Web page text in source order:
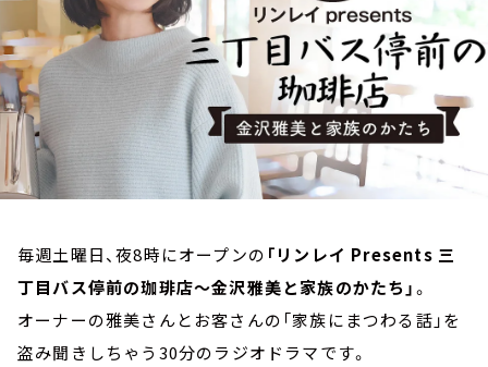
毎週土曜日、夜8時にオープンの 「リンレイ Presents 三
丁目バス停前の珈琲店～金沢雅美と家族のかたち」。
オーナーの雅美さんとお客さんの「家族にまつわる話」を
盗み聞きしちゃう30分のラジオドラマです。